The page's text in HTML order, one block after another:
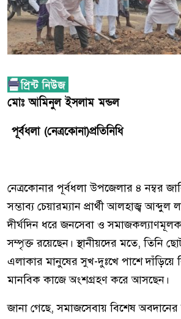
মোঃ আমিনুল ইসলাম মন্ডল
পূর্বধলা (নেত্রকোনা)প্রতিনিধি
নেত্রকোনার পূর্বধলা উপজেলার ৪ নম্বর
সম্ভাব্য চেয়ারম্যান প্রার্থী আলহাজ্ব
দীর্ঘদিন ধরে জনসেবা ও সমাজকল্যাণমূলক
সম্পৃক্ত রয়েছেন। স্থানীয়দের মতে, তিনি
এলাকার মানুষের সুখ-দুঃখে পাশে দাঁড়িয়ে
মানবিক কাজে অংশগ্রহণ করে আসছেন।
জানা গেছে, সমাজসেবায় বিশেষ